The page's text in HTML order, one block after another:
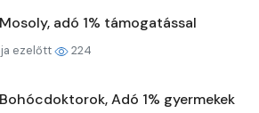
adó 1% támogatással
ezelőtt 224
Adó 1% gyermekek